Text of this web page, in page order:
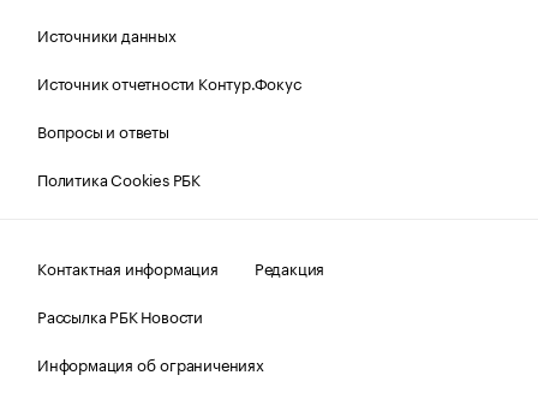
Источники данных
Источник отчетности Контур.Фокус
Вопросы и ответы
Политика Cookies РБК
Контактная информация
Редакция
Рассылка РБК Новости
Информация об ограничениях